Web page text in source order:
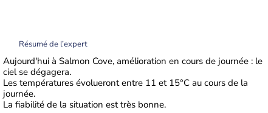
Résumé de l’expert
Aujourd'hui à Salmon Cove, amélioration en cours de journée : le
ciel se dégagera.
Les températures évolueront entre 11 et 15°C au cours de la
journée.
La fiabilité de la situation est très bonne.